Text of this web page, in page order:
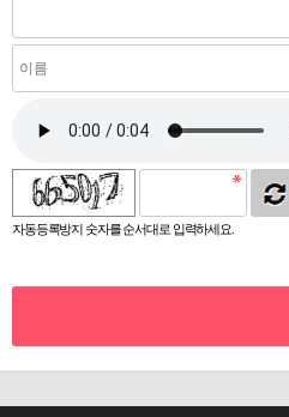
자동등록방지 숫자를 순서대로 입력하세요.